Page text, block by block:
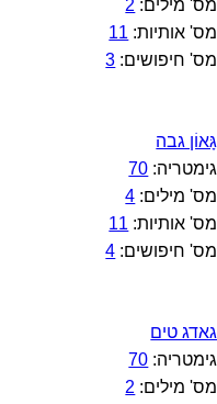
מס' מילים: 2
מס' אותיות: 11
מס' חיפושים: 3
גָּאוֹן גבה
גימטריה: 70
מס' מילים: 4
מס' אותיות: 11
מס' חיפושים: 4
גאדג טים
גימטריה: 70
מס' מילים: 2